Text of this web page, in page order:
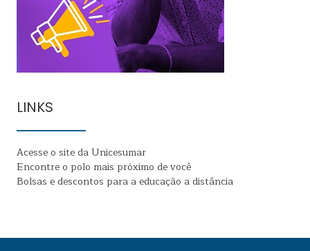
LINKS
Acesse o site da Unicesumar
Encontre o polo mais próximo de você
Bolsas e descontos para a educação a distância